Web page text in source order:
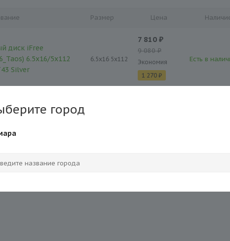
Размер Цена
диск iFree
6.5x16/5x112
Silver
6.5x16 5x112
7 810 ₽
9 080 ₽
Экономия
1 270 ₽
Есть в
город